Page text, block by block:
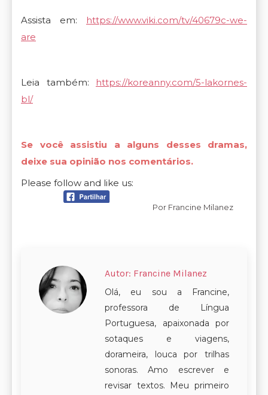
Assista em:
https://www.viki.com/tv/40679c-we-
are
Leia também:
https://koreanny.com/5-lakornes-
bl/
Se você assistiu a alguns desses dramas,
deixe sua opinião nos comentários.
Please follow and like us:
Por Francine Milanez
Autor: Francine Milanez
Olá, eu sou a Francine,
professora de Língua
Portuguesa, apaixonada por
sotaques e viagens,
dorameira, louca por trilhas
sonoras. Amo escrever e
revisar textos. Meu primeiro